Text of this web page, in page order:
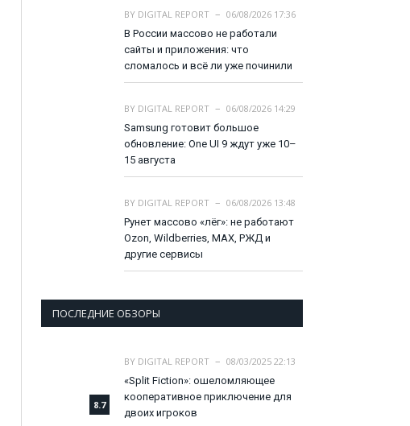
BY DIGITAL REPORT
06/08/2026 17:36
В России массово не работали
сайты и приложения: что
сломалось и всё ли уже починили
BY DIGITAL REPORT
06/08/2026 14:29
Samsung готовит большое
обновление: One UI 9 ждут уже 10–
15 августа
BY DIGITAL REPORT
06/08/2026 13:48
Рунет массово «лёг»: не работают
Ozon, Wildberries, MAX, РЖД и
другие сервисы
ПОСЛЕДНИЕ ОБЗОРЫ
8.7
BY DIGITAL REPORT
08/03/2025 22:13
«Split Fiction»: ошеломляющее
кооперативное приключение для
двоих игроков